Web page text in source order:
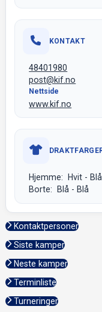
KONTAKT
48401980
post@kif.no
Nettside
www.kif.no
Hjemme: Hvit - Blå
Borte: Blå - Blå
Kontaktpersoner
Siste kamper
Neste kamper
Terminliste
Turneringer